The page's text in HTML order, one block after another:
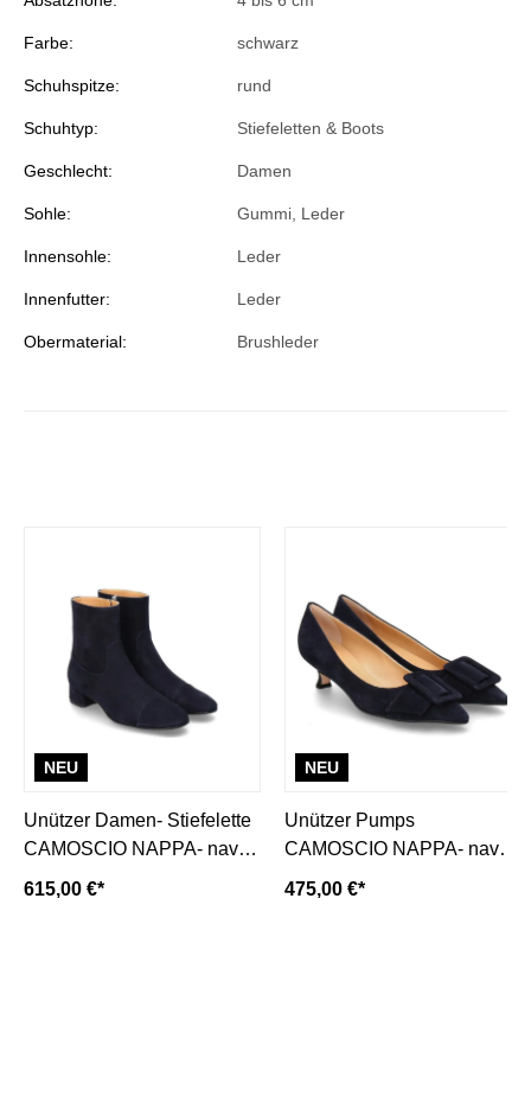
Farbe: schwarz
Schuhspitze: rund
Schuhtyp: Stiefeletten & Boots
Geschlecht: Damen
Sohle: Gummi, Leder
Innensohle: Leder
Innenfutter: Leder
Obermaterial: Brushleder
NEU
Unützer Damen- Stiefelette
CAMOSCIO NAPPA- navy/
dunkelblau
615,00 €*
NEU
Unützer Pumps
CAMOSCIO NAPPA- navy/
dunkelblau
475,00 €*